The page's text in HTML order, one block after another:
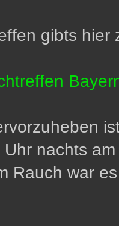
gibts hier
Uhr nachts
Rauch war